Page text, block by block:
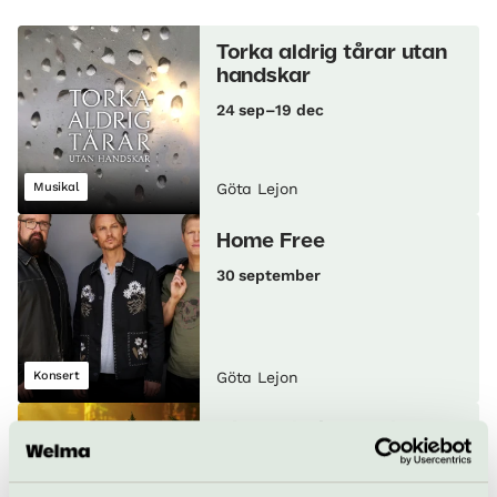
trappsteg.
entréplan med vin, öl, drinkar, alkoholfria drycker,
kaffe och te.
Musikal
Torka aldrig tårar utan
handskar
24 sep–19 dec
Göta Lejon
Konsert
Home Free
30 september
Göta Lejon
11 okt–5 jan 2027